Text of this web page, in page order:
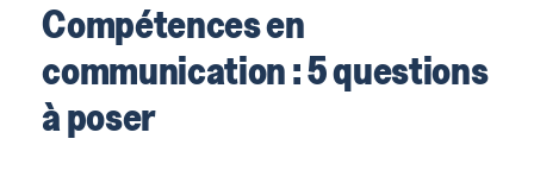
Compétences en
communication : 5 questions
à poser